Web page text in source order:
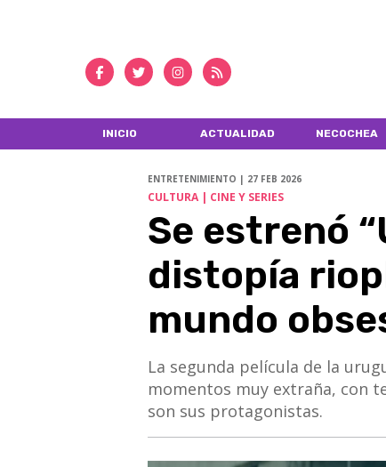
INICIO ACTUALIDAD NECOCHEA
ENTRETENIMIENTO | 27 FEB 2026
CULTURA | CINE Y SERIES
Se estrenó
distopía
mundo
La segunda película de la
momentos muy extraña, con
son sus protagonistas.